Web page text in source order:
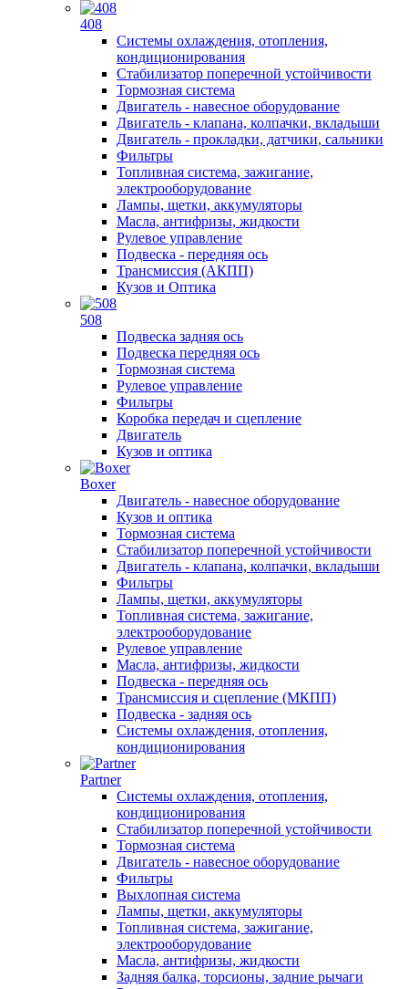
408
Системы охлаждения, отопления,
кондиционирования
Стабилизатор поперечной устойчивости
Тормозная система
Двигатель - навесное оборудование
Двигатель - клапана, колпачки, вкладыши
Двигатель - прокладки, датчики, сальники
Фильтры
Топливная система, зажигание,
электрооборудование
Лампы, щетки, аккумуляторы
Масла, антифризы, жидкости
Рулевое управление
Подвеска - передняя ось
Трансмиссия (АКПП)
Кузов и Оптика
508
Подвеска задняя ось
Подвеска передняя ось
Тормозная система
Рулевое управление
Фильтры
Коробка передач и сцепление
Двигатель
Кузов и оптика
Boxer
Двигатель - навесное оборудование
Кузов и оптика
Тормозная система
Стабилизатор поперечной устойчивости
Двигатель - клапана, колпачки, вкладыши
Фильтры
Лампы, щетки, аккумуляторы
Топливная система, зажигание,
электрооборудование
Рулевое управление
Масла, антифризы, жидкости
Подвеска - передняя ось
Трансмиссия и сцепление (МКПП)
Подвеска - задняя ось
Системы охлаждения, отопления,
кондиционирования
Partner
Системы охлаждения, отопления,
кондиционирования
Стабилизатор поперечной устойчивости
Тормозная система
Двигатель - навесное оборудование
Фильтры
Выхлопная система
Лампы, щетки, аккумуляторы
Топливная система, зажигание,
электрооборудование
Масла, антифризы, жидкости
Задняя балка, торсионы, задние рычаги